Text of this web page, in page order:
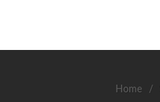
Home /